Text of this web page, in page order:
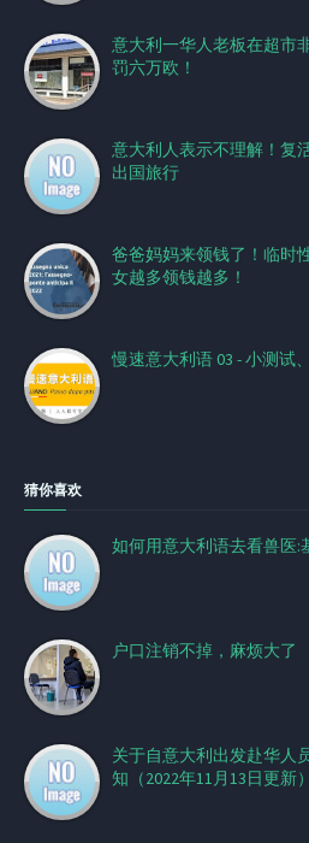
意大利一华人老板在超市
罚六万欧！
意大利人表示不理解！复
出国旅行
爸爸妈妈来领钱了！临时
女越多领钱越多！
慢速意大利语 03 - 小测试
猜你喜欢
如何用意大利语去看兽医:
户口注销不掉，麻烦大了
关于自意大利出发赴华人
知（2022年11月13日更新）